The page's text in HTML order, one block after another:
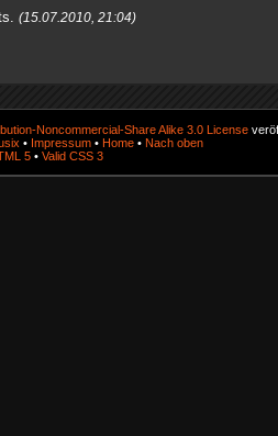
(15.07.2010, 21:04)
Noncommercial-Share Alike 3.0 License
• Impressum• Home• Nach oben
5 • Valid CSS 3